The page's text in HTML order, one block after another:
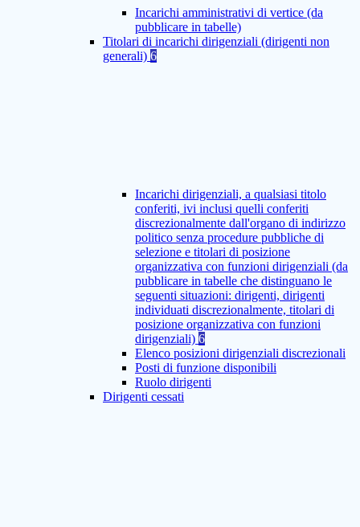
Incarichi amministrativi di vertice (da
pubblicare in tabelle)
Titolari di incarichi dirigenziali (dirigenti non
generali) 6
Incarichi dirigenziali, a qualsiasi titolo
conferiti, ivi inclusi quelli conferiti
discrezionalmente dall'organo di indirizzo
politico senza procedure pubbliche di
selezione e titolari di posizione
organizzativa con funzioni dirigenziali (da
pubblicare in tabelle che distinguano le
seguenti situazioni: dirigenti, dirigenti
individuati discrezionalmente, titolari di
posizione organizzativa con funzioni
dirigenziali) 6
Elenco posizioni dirigenziali discrezionali
Posti di funzione disponibili
Ruolo dirigenti
Dirigenti cessati